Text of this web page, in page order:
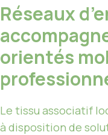
Réseaux
orientés
Le tissu associatif
à disposition de